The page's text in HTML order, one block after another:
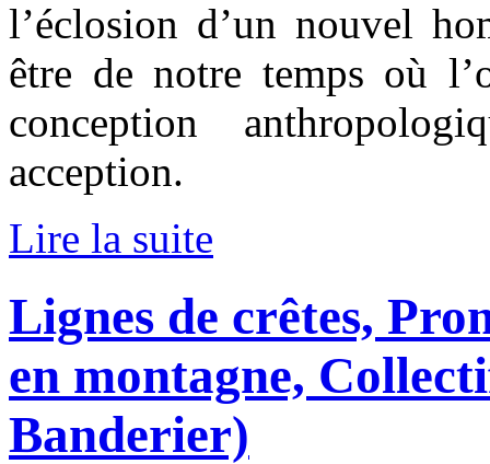
l’éclosion d’un nouvel
être de notre temps où
conception
acception.
Lire la suite
Lignes de crêtes,
en montagne,
Banderier)